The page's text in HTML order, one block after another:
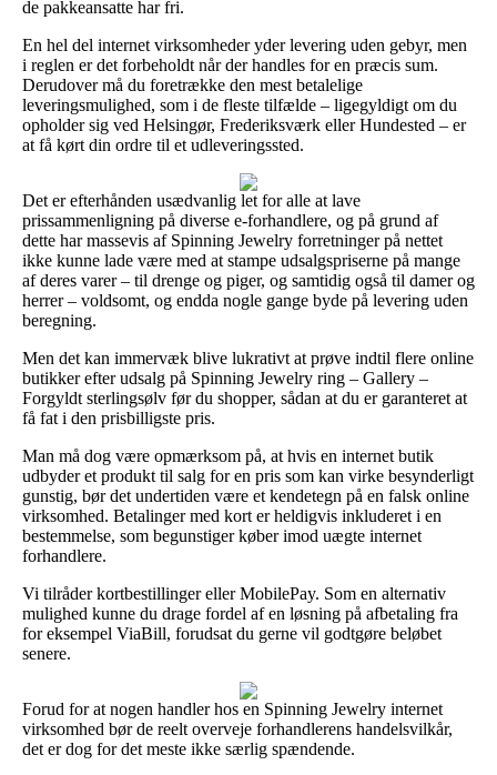
de pakkeansatte har fri.
En hel del internet virksomheder yder levering uden gebyr, men
i reglen er det forbeholdt når der handles for en præcis sum.
Derudover må du foretrække den mest betalelige
leveringsmulighed, som i de fleste tilfælde – ligegyldigt om du
opholder sig ved Helsingør, Frederiksværk eller Hundested – er
at få kørt din ordre til et udleveringssted.
Det er efterhånden usædvanlig let for alle at lave
prissammenligning på diverse e-forhandlere, og på grund af
dette har massevis af Spinning Jewelry forretninger på nettet
ikke kunne lade være med at stampe udsalgspriserne på mange
af deres varer – til drenge og piger, og samtidig også til damer og
herrer – voldsomt, og endda nogle gange byde på levering uden
beregning.
Men det kan immervæk blive lukrativt at prøve indtil flere online
butikker efter udsalg på Spinning Jewelry ring – Gallery –
Forgyldt sterlingsølv før du shopper, sådan at du er garanteret at
få fat i den prisbilligste pris.
Man må dog være opmærksom på, at hvis en internet butik
udbyder et produkt til salg for en pris som kan virke besynderligt
gunstig, bør det undertiden være et kendetegn på en falsk online
virksomhed. Betalinger med kort er heldigvis inkluderet i en
bestemmelse, som begunstiger køber imod uægte internet
forhandlere.
Vi tilråder kortbestillinger eller MobilePay. Som en alternativ
mulighed kunne du drage fordel af en løsning på afbetaling fra
for eksempel ViaBill, forudsat du gerne vil godtgøre beløbet
senere.
Forud for at nogen handler hos en Spinning Jewelry internet
virksomhed bør de reelt overveje forhandlerens handelsvilkår,
det er dog for det meste ikke særlig spændende.